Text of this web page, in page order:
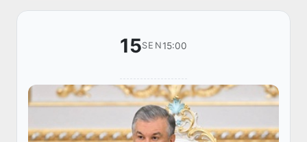
15SEN15:00